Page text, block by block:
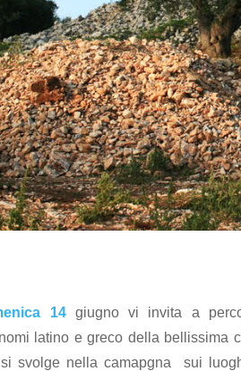
14giugno vi invita a
latino e greco della bellissima
si svolge nella camapgna sui